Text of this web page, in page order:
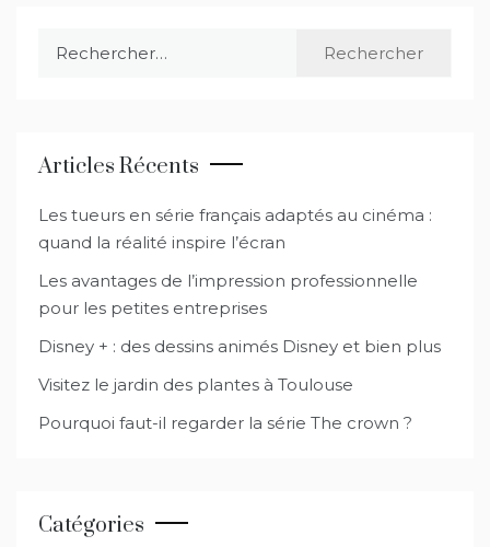
Articles Récents
Les tueurs en série français adaptés au cinéma :
quand la réalité inspire l’écran
Les avantages de l’impression professionnelle
pour les petites entreprises
Disney + : des dessins animés Disney et bien plus
Visitez le jardin des plantes à Toulouse
Pourquoi faut-il regarder la série The crown ?
Catégories